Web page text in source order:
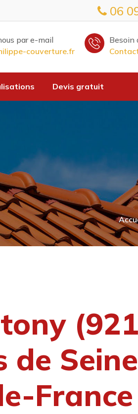
06
par e-mail
couverture.fr
Besoin
Devis gratuit
de Seine
France